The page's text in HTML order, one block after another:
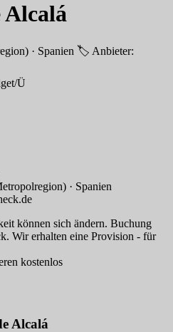
Alcalá
· Spanien 🏷 Anbieter:
Ü
· Spanien
können sich ändern. Buchung
Wir erhalten eine Provision - für
kostenlos
Alcalá